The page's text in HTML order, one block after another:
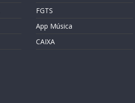
FGTS
App Música
CAIXA